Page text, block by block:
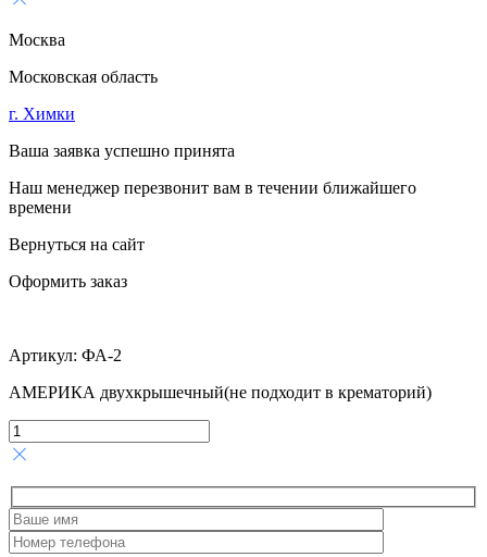
Москва
Московская область
г. Химки
Ваша заявка успешно принята
Наш менеджер перезвонит вам в течении ближайшего
времени
Вернуться на сайт
Оформить заказ
Артикул: ФА-2
АМЕРИКА двухкрышечный(не подходит в крематорий)